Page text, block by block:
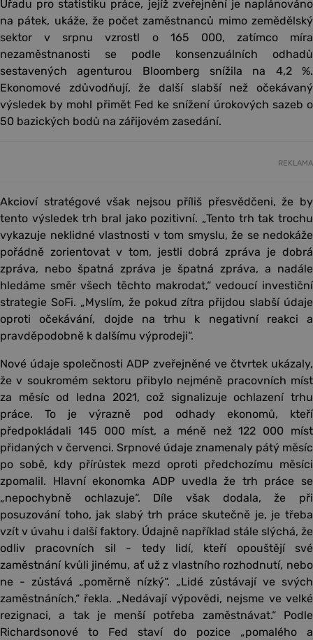
Úřadu pro statistiku práce, jejíž zveřejnění je naplánováno
na pátek, ukáže, že počet zaměstnanců mimo zemědělský
sektor v srpnu vzrostl o 165 000, zatímco míra
nezaměstnanosti se podle konsenzuálních odhadů
sestavených agenturou Bloomberg snížila na 4,2 %.
Ekonomové zdůvodňují, že další slabší než očekávaný
výsledek by mohl přimět Fed ke snížení úrokových sazeb o
50 bazických bodů na zářijovém zasedání.
REKLAMA
Akcioví stratégové však nejsou příliš přesvědčeni, že by
tento výsledek trh bral jako pozitivní. „Tento trh tak trochu
vykazuje neklidné vlastnosti v tom smyslu, že se nedokáže
pořádně zorientovat v tom, jestli dobrá zpráva je dobrá
zpráva, nebo špatná zpráva je špatná zpráva, a nadále
hledáme směr všech těchto makrodat,“ vedoucí investiční
strategie SoFi. „Myslím, že pokud zítra přijdou slabší údaje
oproti očekávání, dojde na trhu k negativní reakci a
pravděpodobně k dalšímu výprodeji“.
Nové údaje společnosti ADP zveřejněné ve čtvrtek ukázaly,
že v soukromém sektoru přibylo nejméně pracovních míst
za měsíc od ledna 2021, což signalizuje ochlazení trhu
práce. To je výrazně pod odhady ekonomů, kteří
předpokládali 145 000 míst, a méně než 122 000 míst
přidaných v červenci. Srpnové údaje znamenaly pátý měsíc
po sobě, kdy přírůstek mezd oproti předchozímu měsíci
zpomalil. Hlavní ekonomka ADP uvedla že trh práce se
„nepochybně ochlazuje“. Díle však dodala, že při
posuzování toho, jak slabý trh práce skutečně je, je třeba
vzít v úvahu i další faktory. Údajně například stále slýchá, že
odliv pracovních sil - tedy lidí, kteří opouštějí své
zaměstnání kvůli jinému, ať už z vlastního rozhodnutí, nebo
ne - zůstává „poměrně nízký“. „Lidé zůstávají ve svých
zaměstnáních,“ řekla. „Nedávají výpovědi, nejsme ve velké
rezignaci, a tak je menší potřeba zaměstnávat.“ Podle
Richardsonové to Fed staví do pozice „pomalého a